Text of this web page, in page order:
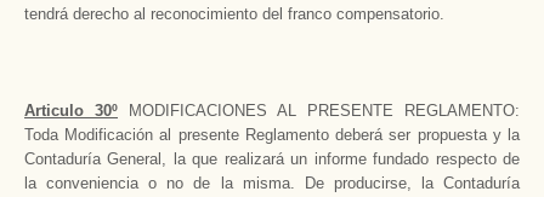
tendrá derecho al reconocimiento del franco compensatorio.
Articulo 30º MODIFICACIONES AL PRESENTE REGLAMENTO:
Toda Modificación al presente Reglamento deberá ser propuesta y la
Contaduría General, la que realizará un informe fundado respecto de
la conveniencia o no de la misma. De producirse, la Contaduría